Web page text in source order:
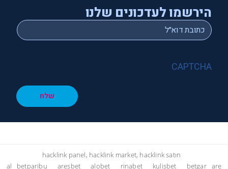
הירשמו לעדכונים שלנו
Email
*
CAPTCHA
שלח
hacklink panel, hacklink market, hacklink satın
al
betparibu aresbet alobet rinabet kulisbet betgar are